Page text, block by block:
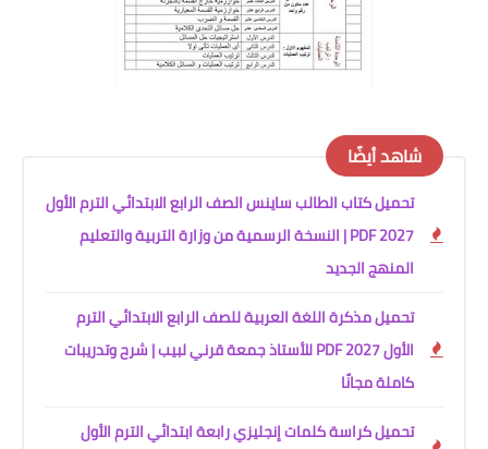
شاهد أيضًا
تحميل كتاب الطالب ساينس الصف الرابع الابتدائي الترم الأول
2027 PDF | النسخة الرسمية من وزارة التربية والتعليم
المنهج الجديد
تحميل مذكرة اللغة العربية للصف الرابع الابتدائي الترم
الأول 2027 PDF للأستاذ جمعة قرني لبيب | شرح وتدريبات
كاملة مجانًا
تحميل كراسة كلمات إنجليزي رابعة ابتدائي الترم الأول